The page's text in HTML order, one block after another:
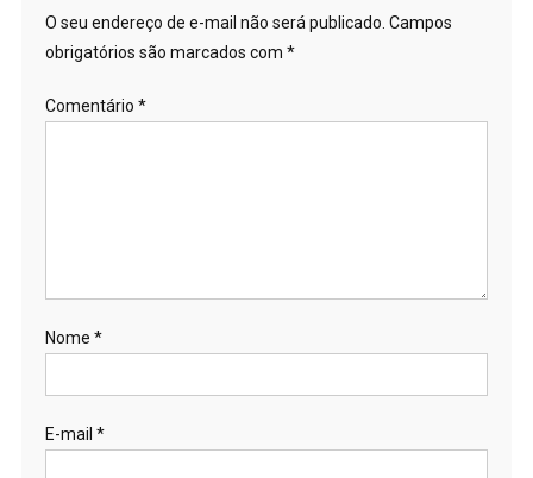
O seu endereço de e-mail não será publicado. Campos
obrigatórios são marcados com *
Comentário *
Nome *
E-mail *